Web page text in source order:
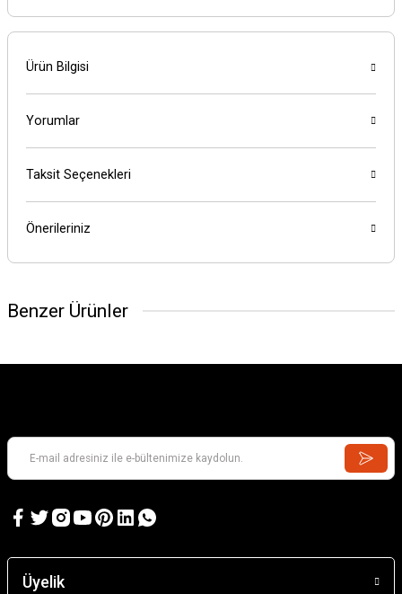
Ürün Bilgisi
Yorumlar
Taksit Seçenekleri
Önerileriniz
Benzer Ürünler
Üyelik